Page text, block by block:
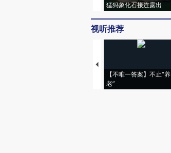
猛犸象化石接连露出
视听推荐
【不唯一答案】不止“养
老”